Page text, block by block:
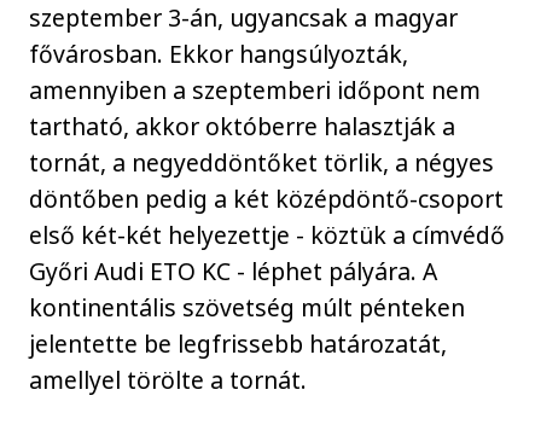
szeptember 3-án, ugyancsak a magyar
fővárosban. Ekkor hangsúlyozták,
amennyiben a szeptemberi időpont nem
tartható, akkor októberre halasztják a
tornát, a negyeddöntőket törlik, a négyes
döntőben pedig a két középdöntő-csoport
első két-két helyezettje - köztük a címvédő
Győri Audi ETO KC - léphet pályára. A
kontinentális szövetség múlt pénteken
jelentette be legfrissebb határozatát,
amellyel törölte a tornát.